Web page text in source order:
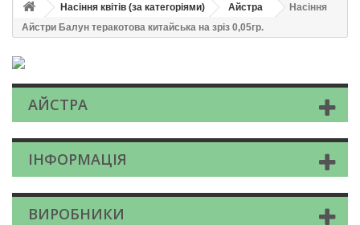
Насіння квітів (за категоріями) Айстра
Насіння
Айстри Балун теракотова китайська на зріз 0,05гр.
АЙСТРА
ІНФОРМАЦІЯ
ВИРОБНИКИ